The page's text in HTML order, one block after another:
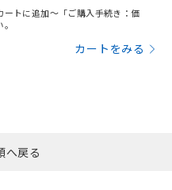
トに追加～「ご購入手続き：価
カートをみる
へ戻る